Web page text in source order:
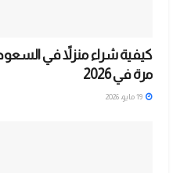
كيفية شراء منزلاً في
مرة في 2026